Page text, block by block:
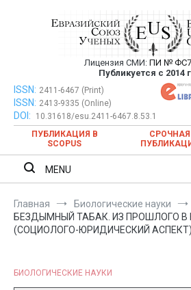
Евразийский
публикация
ежемесячном
Лицензия СМИ: ПИ №
Публикуется с 2014
Евразийский Союз Ученых —
ежемесячном научном
ISSN: 2411-6467 (Print)
ISSN: 2413-9335 (Online)
DOI:
10.31618/esu.2411-6467.8.53.1
ПУБЛИКАЦИЯ В
SCOPUS
СРОЧНАЯ
MENU
Главная
Биологические науки
БЕЗДЫМНЫЙ ТАБАК. ИЗ ПРОШЛОГО В
(СОЦИОЛОГО-ЮРИДИЧЕСКИЙ АСПЕКТ)
БИОЛОГИЧЕСКИЕ НАУКИ